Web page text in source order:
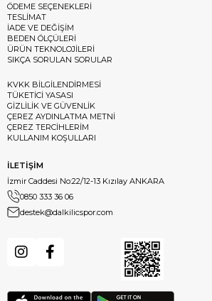
ÖDEME SEÇENEKLERİ
TESLİMAT
İADE VE DEĞİŞİM
BEDEN ÖLÇÜLERİ
ÜRÜN TEKNOLOJİLERİ
SIKÇA SORULAN SORULAR
KVKK BİLGİLENDİRMESİ
TÜKETİCİ YASASI
GİZLİLİK VE GÜVENLİK
ÇEREZ AYDINLATMA METNİ
ÇEREZ TERCİHLERİM
KULLANIM KOŞULLARI
İLETİŞİM
İzmir Caddesi No:22/12-13 Kızılay ANKARA
0850 333 36 06
destek@dalkilicspor.com